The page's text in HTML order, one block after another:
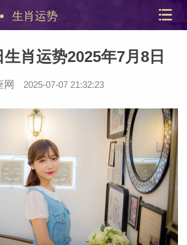
生肖运势
站内导
肖运势2025年7月8日
网 2025-07-07 21:32:23